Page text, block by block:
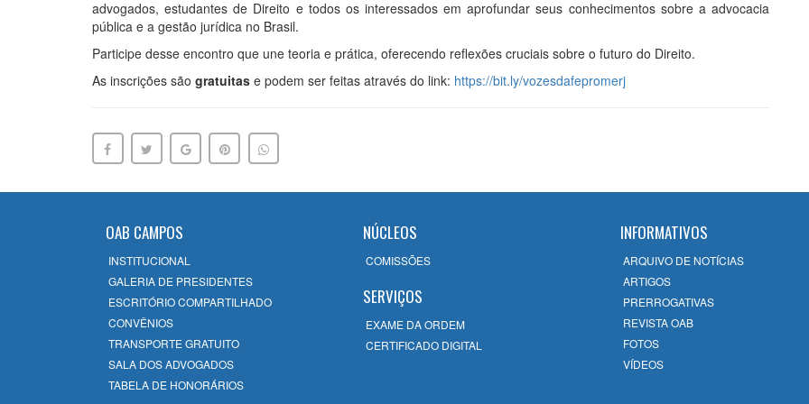
advogados, estudantes de Direito e todos os interessados em aprofundar seus conhecimentos sobre a advocacia
pública e a gestão jurídica no Brasil.
Participe desse encontro que une teoria e prática, oferecendo reflexões cruciais sobre o futuro do Direito.
As inscrições são gratuitas e podem ser feitas através do link: https://bit.ly/vozesdafepromerj
OAB CAMPOS
INSTITUCIONAL
GALERIA DE PRESIDENTES
ESCRITÓRIO COMPARTILHADO
CONVÊNIOS
TRANSPORTE GRATUITO
SALA DOS ADVOGADOS
TABELA DE HONORÁRIOS
NÚCLEOS
COMISSÕES
SERVIÇOS
EXAME DA ORDEM
CERTIFICADO DIGITAL
INFORMATIVOS
ARQUIVO DE NOTÍCIAS
ARTIGOS
PRERROGATIVAS
REVISTA OAB
FOTOS
VÍDEOS